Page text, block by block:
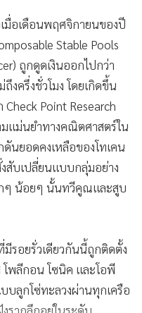
ำหรับอุตสาหกรรมคริปโต
ด้หายไปไหน เพียงแค่มัน
โตคอลรายใหญ่ระดับ
ค้ดชุดเดียวกันเป๊ะบน
ม เบส อาร์บิทรัม โพลีกอน
นความรวดเร็วนี้
ดเดียวหลุดรอดไปได้ เงิน
ถูกสูบออกไปพร้อมกันใน
การณ์เชิงระบบที่จ่อคิว
อเดือนพฤศจิกายนของปี
Stable Pools
ถูกดูดเงินออกไปกว่า